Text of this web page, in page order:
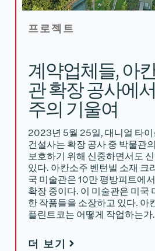
프로젝트
계약업체들, 아
관 확장 공사에
주의 기울여
2023년 5월 25일, 대니얼 타이
건설사는 확장 공사 중 박물관
보호하기 위해 신중하면서도
있다. 아칸소주 벤턴빌 소재 크
국 미술관은 10만 평방피트에
확장 중이다. 이 미술관은 미국
한 작품들을 소장하고 있다. 아
플린트코는 어떻게 작업하는
더 보기